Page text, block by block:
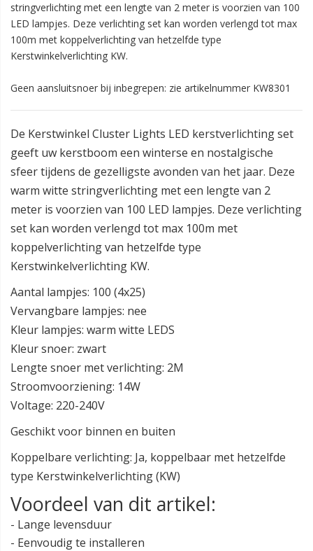
stringverlichting met een lengte van 2 meter is voorzien van 100
LED lampjes. Deze verlichting set kan worden verlengd tot max
100m met koppelverlichting van hetzelfde type
Kerstwinkelverlichting KW.
Geen aansluitsnoer bij inbegrepen: zie artikelnummer KW8301
De Kerstwinkel Cluster Lights LED kerstverlichting set
geeft uw kerstboom een winterse en nostalgische
sfeer tijdens de gezelligste avonden van het jaar. Deze
warm witte stringverlichting met een lengte van 2
meter is voorzien van 100 LED lampjes. Deze verlichting
set kan worden verlengd tot max 100m met
koppelverlichting van hetzelfde type
Kerstwinkelverlichting KW.
Aantal lampjes: 100 (4x25)
Vervangbare lampjes: nee
Kleur lampjes: warm witte LEDS
Kleur snoer: zwart
Lengte snoer met verlichting: 2M
Stroomvoorziening: 14W
Voltage: 220-240V
Geschikt voor binnen en buiten
Koppelbare verlichting: Ja, koppelbaar met hetzelfde
type Kerstwinkelverlichting (KW)
Voordeel van dit artikel:
- Lange levensduur
- Eenvoudig te installeren